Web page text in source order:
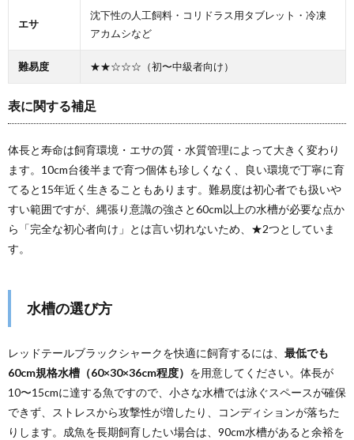
エサ
沈下性の人工飼料・コリドラス用タブレット・冷凍
アカムシなど
難易度 ★★☆☆☆（初〜中級者向け）
表に関する補足
体長と寿命は飼育環境・エサの質・水質管理によって大きく変わり
ます。10cm台後半まで育つ個体も珍しくなく、良い環境で丁寧に育
てると15年近く生きることもあります。難易度は初心者でも扱いや
すい範囲ですが、縄張り意識の強さと60cm以上の水槽が必要な点か
ら「完全な初心者向け」とは言い切れないため、★2つとしていま
す。
水槽の選び方
レッドテールブラックシャークを快適に飼育するには、 最低でも
60cm規格水槽（60×30×36cm程度） を用意してください。体長が
10〜15cmに達する魚ですので、小さな水槽では泳ぐスペースが確保
できず、ストレスから攻撃性が増したり、コンディションが落ちた
りします。成魚を長期飼育したい場合は、90cm水槽があると余裕を